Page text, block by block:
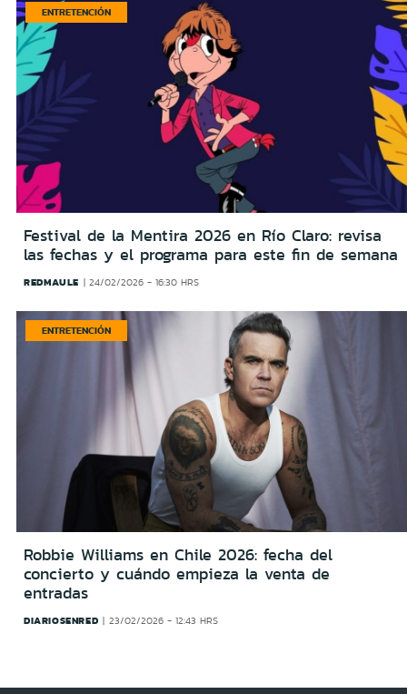
ENTRETENCIÓN
Festival de la Mentira 2026 en Río Claro: revisa
las fechas y el programa para este fin de semana
REDMAULE 24/02/2026 - 16:30 HRS
ENTRETENCIÓN
Robbie Williams en Chile 2026: fecha del
concierto y cuándo empieza la venta de
entradas
DIARIOSENRED 23/02/2026 - 12:43 HRS